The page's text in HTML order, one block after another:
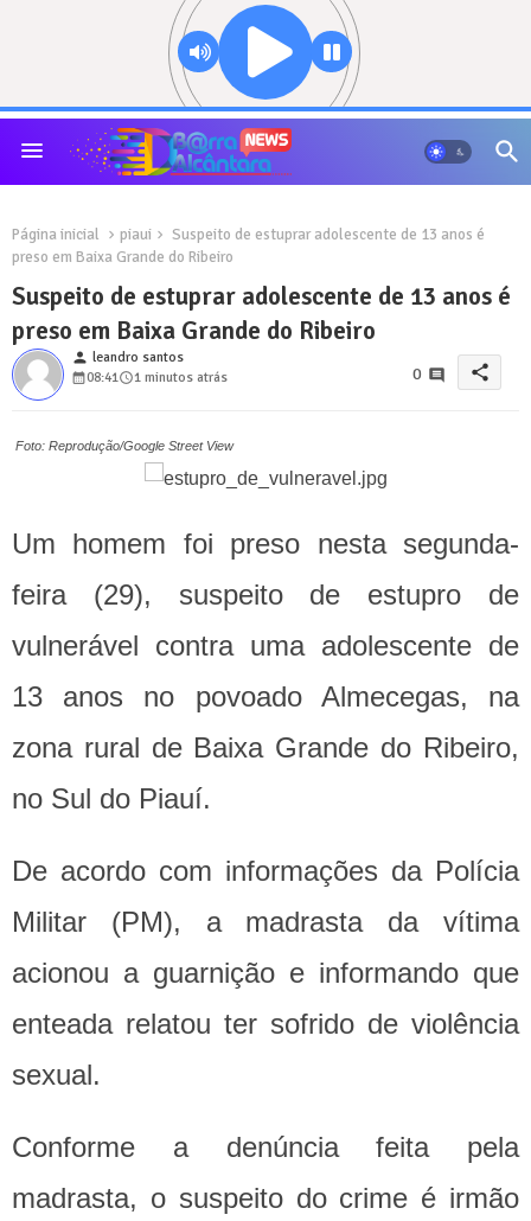
Página inicial piaui
Suspeito de estuprar adolescente de 13 anos é
preso em Baixa Grande do Ribeiro
Suspeito de estuprar adolescente de 13 anos é
preso em Baixa Grande do Ribeiro
person leandro santos
08:41
1 minutos atrás 0 share
Foto: Reprodução/Google Street View
Um homem foi preso nesta segunda-
feira (29), suspeito de estupro de
vulnerável contra uma adolescente de
13 anos no povoado Almecegas, na
zona rural de Baixa Grande do Ribeiro,
no Sul do Piauí.
De acordo com informações da Polícia
Militar (PM), a madrasta da vítima
acionou a guarnição e informando que
enteada relatou ter sofrido de violência
sexual.
Conforme a denúncia feita pela
madrasta, o suspeito do crime é irmão